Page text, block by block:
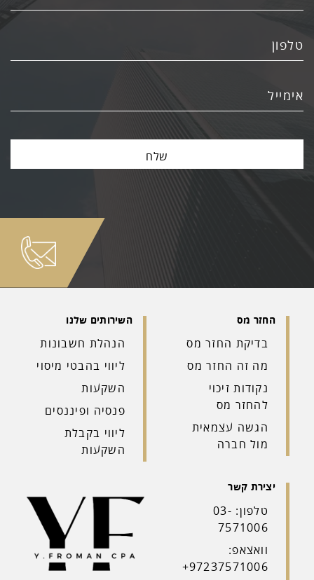
צרו איתנו קשר
בדיקת החזר מס
מה זה החזר מס
נקודות זיכוי
להחזר מס
הגשה עצמאית
מול חברה
הנהלת חשבונות
ליווי בהבטי מיסוי
השקעות
פנסיה ופיננסים
ליווי בקבלת
השקעות
טלפון: 03-
7571006
וואצאפ:
97237571006+